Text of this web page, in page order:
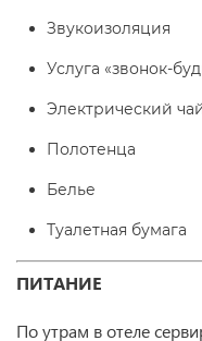
Звукоизоляция
Услуга «звонок-
Электрический
Полотенца
Белье
Туалетная бумага
ПИТАНИЕ
По утрам в отеле